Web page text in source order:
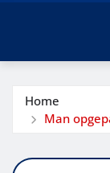
Home
Man